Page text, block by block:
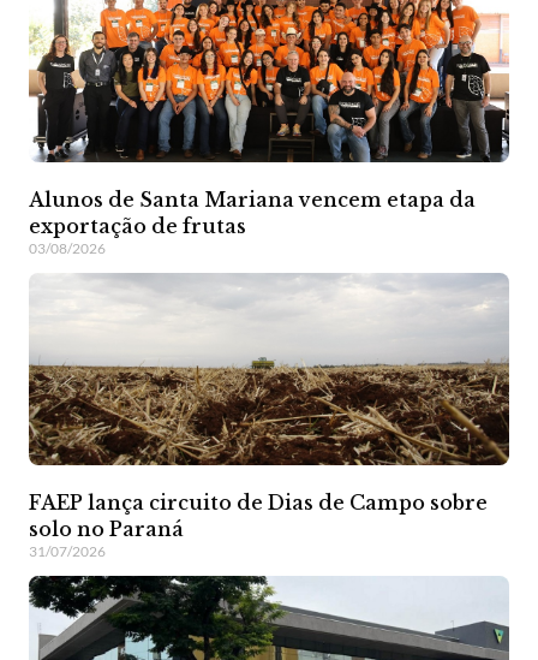
Alunos de Santa Mariana vencem etapa da
exportação de frutas
03/08/2026
FAEP lança circuito de Dias de Campo sobre
solo no Paraná
31/07/2026